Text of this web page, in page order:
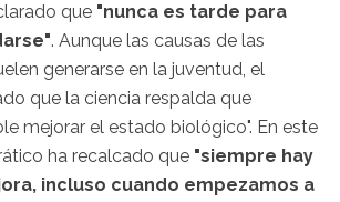
que "nunca es tarde para
. Aunque las causas de las
generarse en la juventud, el
que la ciencia respalda que
mejorar el estado biológico". En este
ha recalcado que "siempre hay
incluso cuando empezamos a